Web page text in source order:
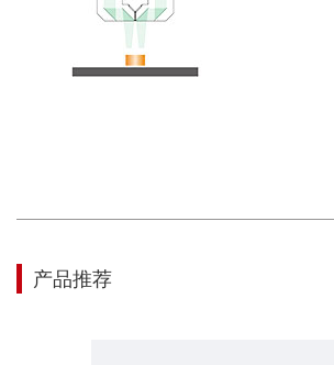
产品推荐